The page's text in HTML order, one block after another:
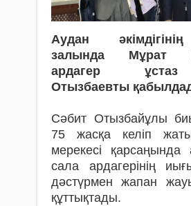
Аудан
залында Мұрат
ардагер
Отызбаевты
Сәбит Отызбайұлы
75 жасқа келіп
мерекесі қарсаңында
сала ардагерінің
дәстүрмен жапан
құттықтады.